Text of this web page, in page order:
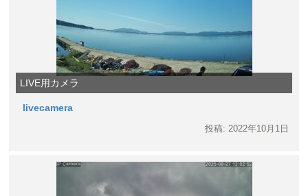
LIVE用カメラ
livecamera
投稿: 2022年10月1日